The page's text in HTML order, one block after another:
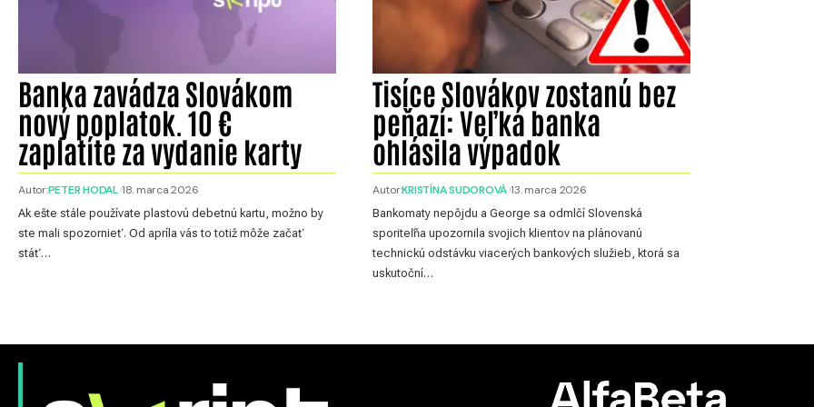
Banka zavádza Slovákom
nový poplatok. 10 €
zaplatíte za vydanie karty
Autor:PETER HODAL 18. marca 2026
Ak ešte stále používate plastovú debetnú kartu, možno by
ste mali spozornieť. Od apríla vás to totiž môže začať
stáť…
Tisíce Slovákov zostanú bez
peňazí: Veľká banka
ohlásila výpadok
Autor:KRISTÍNA SUDOROVÁ 13. marca 2026
Bankomaty nepôjdu a George sa odmlčí Slovenská
sporiteľňa upozornila svojich klientov na plánovanú
technickú odstávku viacerých bankových služieb, ktorá sa
uskutoční…